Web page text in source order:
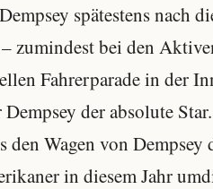
spätestens nach
zumindest bei den
Fahrerparade in der
der absolute
den Wagen von Dempsey
in diesem Jahr